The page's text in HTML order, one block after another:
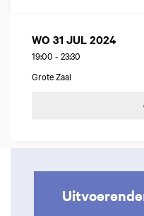
WO 31 JUL 2024
19:00 - 23:30
Grote Zaal